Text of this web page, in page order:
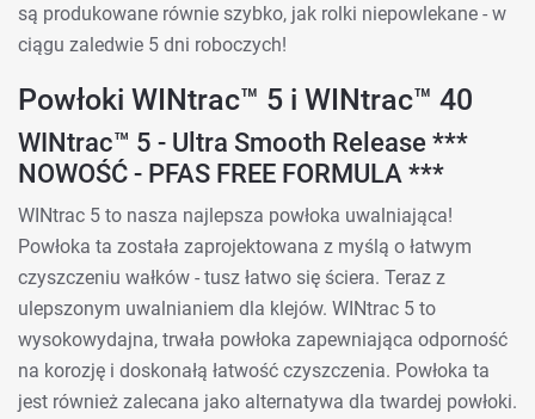
są produkowane równie szybko, jak rolki niepowlekane - w
ciągu zaledwie 5 dni roboczych!
Powłoki WINtrac™ 5 i WINtrac™ 40
WINtrac™ 5 - Ultra Smooth Release ***
NOWOŚĆ - PFAS FREE FORMULA ***
WINtrac 5 to nasza najlepsza powłoka uwalniająca!
Powłoka ta została zaprojektowana z myślą o łatwym
czyszczeniu wałków - tusz łatwo się ściera. Teraz z
ulepszonym uwalnianiem dla klejów. WINtrac 5 to
wysokowydajna, trwała powłoka zapewniająca odporność
na korozję i doskonałą łatwość czyszczenia. Powłoka ta
jest również zalecana jako alternatywa dla twardej powłoki.